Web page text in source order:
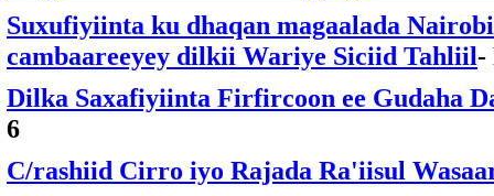
Suxufiyiinta ku dhaqan magaalada
cambaareeyey dilkii Wariye Siciid Tahliil-
Dilka Saxafiyiinta Firfircoon ee Gudaha
6
C/rashiid Cirro iyo Rajada Ra'iisul